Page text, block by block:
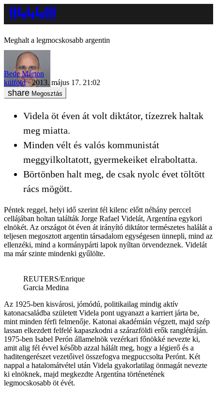
Meghalt a legmocskosabb argentin
Bede Márton
külföld
2013. május 17. 21:02
Megosztás
Videla öt éven át volt diktátor, tízezrek haltak
meg miatta.
Minden vélt és valós kommunistát
meggyilkoltatott, gyermekeiket elraboltatta.
Börtönben halt meg, de csak nyolc évet töltött
rács mögött.
Péntek reggel, helyi idő szerint fél kilenc előtt néhány perccel
cellájában holtan találták Jorge Rafael Videlát, Argentína egykori
elnökét. Az országot öt éven át irányító diktátor természetes halálát a
teljesen megosztott argentin társadalom egységesen ünnepli, mind az
ellenzéki, mind a kormánypárti lapok nyíltan örvendeznek. Videlát
ma már szinte mindenki gyűlölte.
REUTERS/Enrique
Garcia Medina
Az 1925-ben kisvárosi, jómódú, politikailag mindig aktív
katonacsaládba született Videla pont ugyanazt a karriert járta be,
mint minden férfi felmenője. Katonai akadémián végzett, majd szép
lassan elkezdett felfelé kapaszkodni a szárazföldi erők ranglétráján.
1975-ben Isabel Perón államelnök vezérkari főnökké nevezte ki,
amit alig fél évvel később azzal hálált meg, hogy a légierő és a
haditengerészet vezetőivel összefogva megpuccsolta Perónt. Két
nappal a hatalomátvétel után Videla gyakorlatilag önmagát nevezte
ki elnöknek, majd megkezdte Argentína történetének
legmocskosabb öt évét.